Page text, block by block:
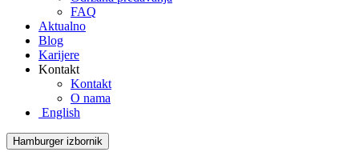
FAQ
Aktualno
Blog
Karijere
Kontakt
Kontakt
O nama
English
Hamburger izbornik